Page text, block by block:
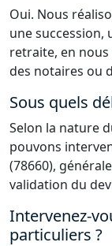
Oui. Nous
une succession,
retraite, en
des notaires ou
Sous quels
Selon la nature
pouvons
(78660),
validation du
Intervenez-
particuliers ?